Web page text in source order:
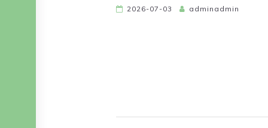
2026-07-03 adminadmin